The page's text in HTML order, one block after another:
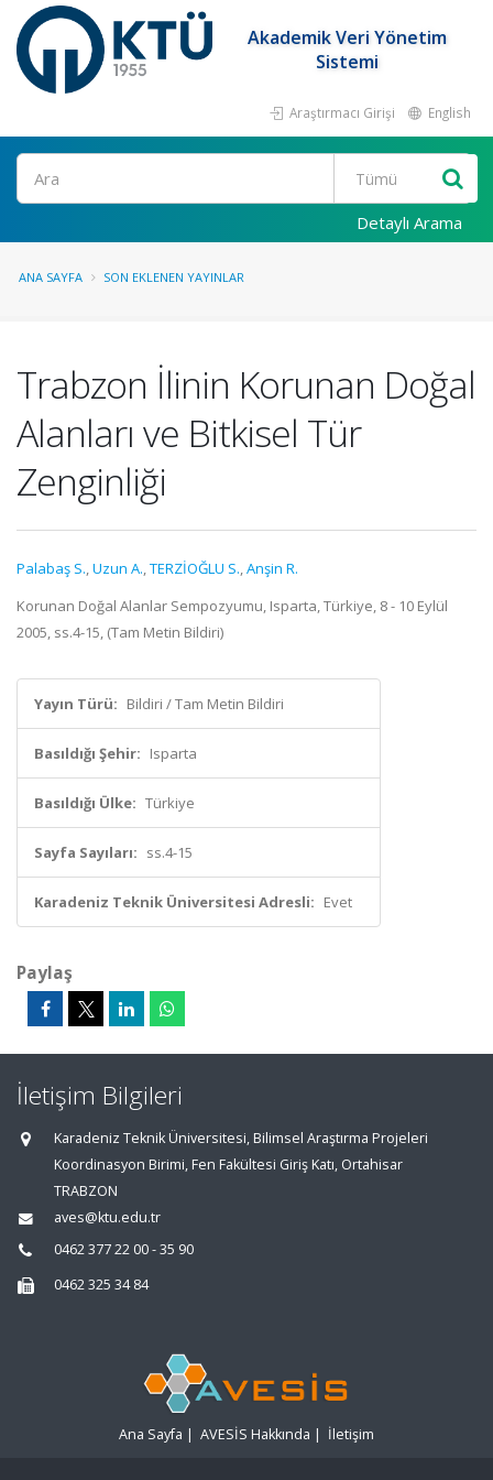
Akademik Veri Yönetim
Sistemi
Araştırmacı Girişi English
Ara
Detaylı Arama
ANA SAYFA SON EKLENEN YAYINLAR
Trabzon İlinin Korunan Doğal
Alanları ve Bitkisel Tür
Zenginliği
Palabaş S.,Uzun A.,TERZİOĞLU S.,Anşin R.
Korunan Doğal Alanlar Sempozyumu, Isparta, Türkiye, 8 - 10 Eylül
2005, ss.4-15, (Tam Metin Bildiri)
Yayın Türü: Bildiri / Tam Metin Bildiri
Basıldığı Şehir: Isparta
Basıldığı Ülke: Türkiye
Sayfa Sayıları: ss.4-15
Karadeniz Teknik Üniversitesi Adresli: Evet
Paylaş
İletişim Bilgileri
Karadeniz Teknik Üniversitesi, Bilimsel Araştırma Projeleri
Koordinasyon Birimi, Fen Fakültesi Giriş Katı, Ortahisar
TRABZON
aves@ktu.edu.tr
0462 377 22 00 - 35 90
0462 325 34 84
Ana Sayfa | AVESİS Hakkında | İletişim